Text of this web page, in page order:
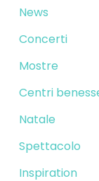
News
Concerti
Mostre
Centri
Natale
Spettacolo
Inspiration